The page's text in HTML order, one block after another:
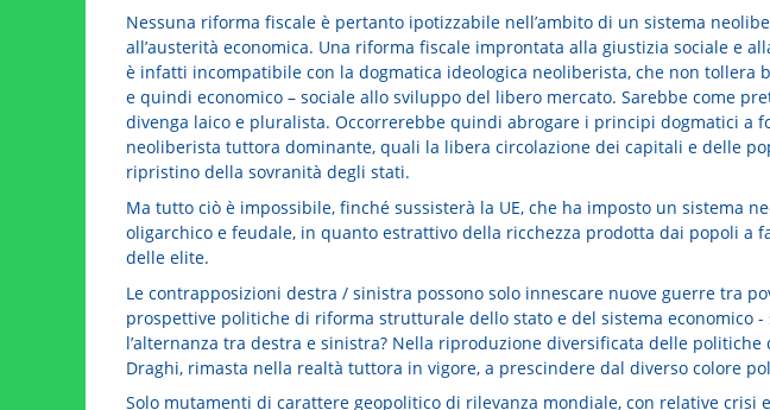
Nessuna riforma fiscale è pertanto ipotizzabile nell’ambito di un sistema
all’austerità economica. Una riforma fiscale improntata alla giustizia sociale e
è infatti incompatibile con la dogmatica ideologica neoliberista, che non tollera
e quindi economico – sociale allo sviluppo del libero mercato. Sarebbe come
divenga laico e pluralista. Occorrerebbe quindi abrogare i principi dogmatici a
neoliberista tuttora dominante, quali la libera circolazione dei capitali e delle
ripristino della sovranità degli stati.
Ma tutto ciò è impossibile, finché sussisterà la UE, che ha imposto un sistema
oligarchico e feudale, in quanto estrattivo della ricchezza prodotta dai popoli a
delle elite.
Le contrapposizioni destra / sinistra possono solo innescare nuove guerre tra
prospettive politiche di riforma strutturale dello stato e del sistema economico -
l’alternanza tra destra e sinistra? Nella riproduzione diversificata delle politiche
Draghi, rimasta nella realtà tuttora in vigore, a prescindere dal diverso colore
Solo mutamenti di carattere geopolitico di rilevanza mondiale, con relative crisi